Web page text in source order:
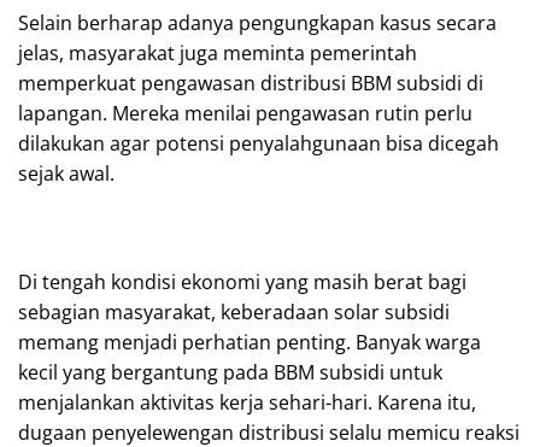
Selain berharap adanya pengungkapan kasus secara
jelas, masyarakat juga meminta pemerintah
memperkuat pengawasan distribusi BBM subsidi di
lapangan. Mereka menilai pengawasan rutin perlu
dilakukan agar potensi penyalahgunaan bisa dicegah
sejak awal.
Di tengah kondisi ekonomi yang masih berat bagi
sebagian masyarakat, keberadaan solar subsidi
memang menjadi perhatian penting. Banyak warga
kecil yang bergantung pada BBM subsidi untuk
menjalankan aktivitas kerja sehari-hari. Karena itu,
dugaan penyelewengan distribusi selalu memicu reaksi